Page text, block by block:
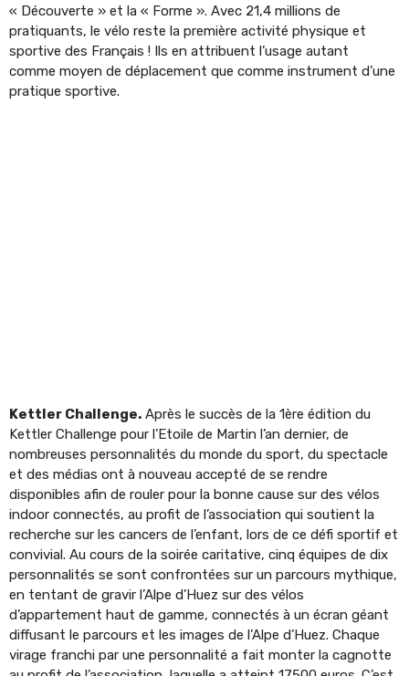
« Découverte » et la « Forme ». Avec 21,4 millions de
pratiquants, le vélo reste la première activité physique et
sportive des Français ! Ils en attribuent l’usage autant
comme moyen de déplacement que comme instrument d’une
pratique sportive.
Kettler Challenge. Après le succès de la 1ère édition du
Kettler Challenge pour l’Etoile de Martin l’an dernier, de
nombreuses personnalités du monde du sport, du spectacle
et des médias ont à nouveau accepté de se rendre
disponibles afin de rouler pour la bonne cause sur des vélos
indoor connectés, au profit de l’association qui soutient la
recherche sur les cancers de l’enfant, lors de ce défi sportif et
convivial. Au cours de la soirée caritative, cinq équipes de dix
personnalités se sont confrontées sur un parcours mythique,
en tentant de gravir l’Alpe d’Huez sur des vélos
d’appartement haut de gamme, connectés à un écran géant
diffusant le parcours et les images de l’Alpe d’Huez. Chaque
virage franchi par une personnalité a fait monter la cagnotte